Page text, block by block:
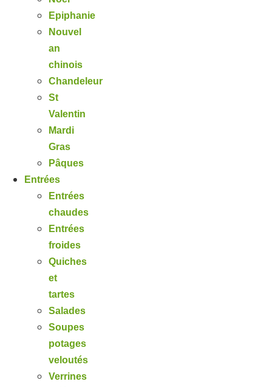
Epiphanie
Nouvel
an
chinois
Chandeleur
St
Valentin
Mardi
Gras
Pâques
Entrées
Entrées
chaudes
Entrées
froides
Quiches
et
tartes
Salades
Soupes
potages
veloutés
Verrines